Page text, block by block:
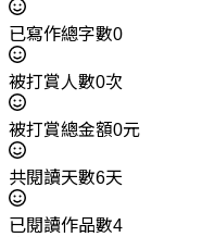
已寫作總字數0
被打賞人數0次
被打賞總金額0元
共閱讀天數6天
已閱讀作品數4